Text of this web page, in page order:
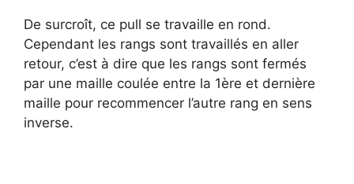
De surcroît, ce pull se travaille en rond.
Cependant les rangs sont travaillés en aller
retour, c’est à dire que les rangs sont fermés
par une maille coulée entre la 1ère et dernière
maille pour recommencer l’autre rang en sens
inverse.